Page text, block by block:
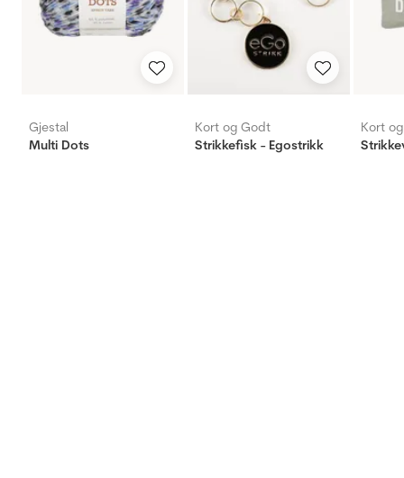
Gjestal
Multi Dots
Kort og Godt
Strikkefisk - Egostrikk
Kort